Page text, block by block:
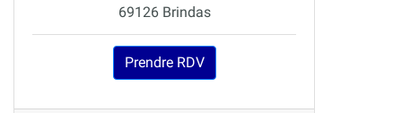
69126 Brindas
Prendre RDV